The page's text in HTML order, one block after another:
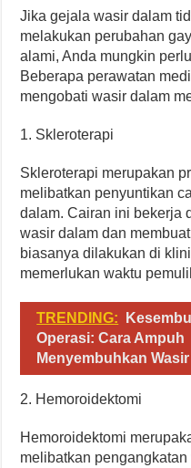
Jika gejala wasir dalam
melakukan perubahan
alami, Anda mungkin
Beberapa perawatan
mengobati wasir dalam
1. Skleroterapi
Skleroterapi merupakan
melibatkan penyuntikan
dalam. Cairan ini bekerja
wasir dalam dan
biasanya dilakukan di
memerlukan waktu
TRENDING:
Operasi: Cara Ampuh
Menyembuhkan
2. Hemoroidektomi
Hemoroidektomi
melibatkan